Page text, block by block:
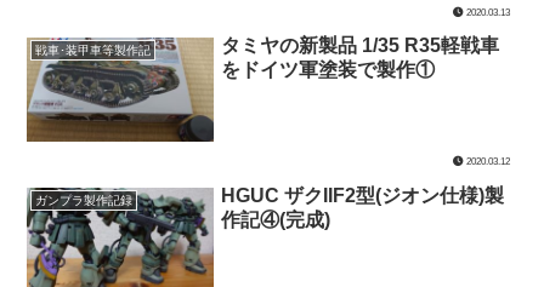
2020.03.13
戦車･装甲車等製作記
タミヤの新製品 1/35 R35軽戦車
をドイツ軍塗装で製作①
2020.03.12
ガンプラ製作記録
HGUC ザクIIF2型(ジオン仕様)製
作記④(完成)